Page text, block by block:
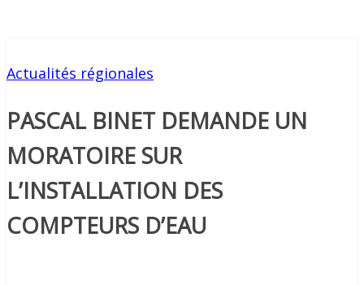
Actualités régionales
PASCAL BINET DEMANDE UN
MORATOIRE SUR
L’INSTALLATION DES
COMPTEURS D’EAU